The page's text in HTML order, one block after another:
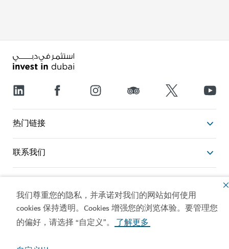
我们尊重您的隐私，并承诺对我们的网站如何使用
cookies 保持透明。Cookies 增强您的浏览体验。要管理您
的偏好，请选择 “自定义”。 了解更多
热门链接
联系我们
使用条款
隐私政策
Cookie 声明